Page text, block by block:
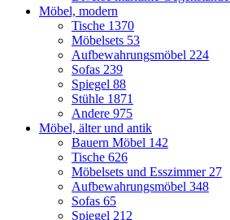
Möbel, modern
Tische 1370
Möbelsets 53
Aufbewahrungsmöbel 224
Sofas 239
Spiegel 88
Stühle 1871
Andere 975
Möbel, älter und antik
Bauern Möbel 142
Tische 626
Möbelsets und Esszimmer 27
Aufbewahrungsmöbel 348
Sofas 65
Spiegel 212